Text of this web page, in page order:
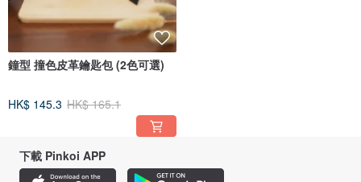
鐘型 撞色皮革鑰匙包 (2色可選)
HK$ 145.3 HK$ 165.1
下載 Pinkoi APP